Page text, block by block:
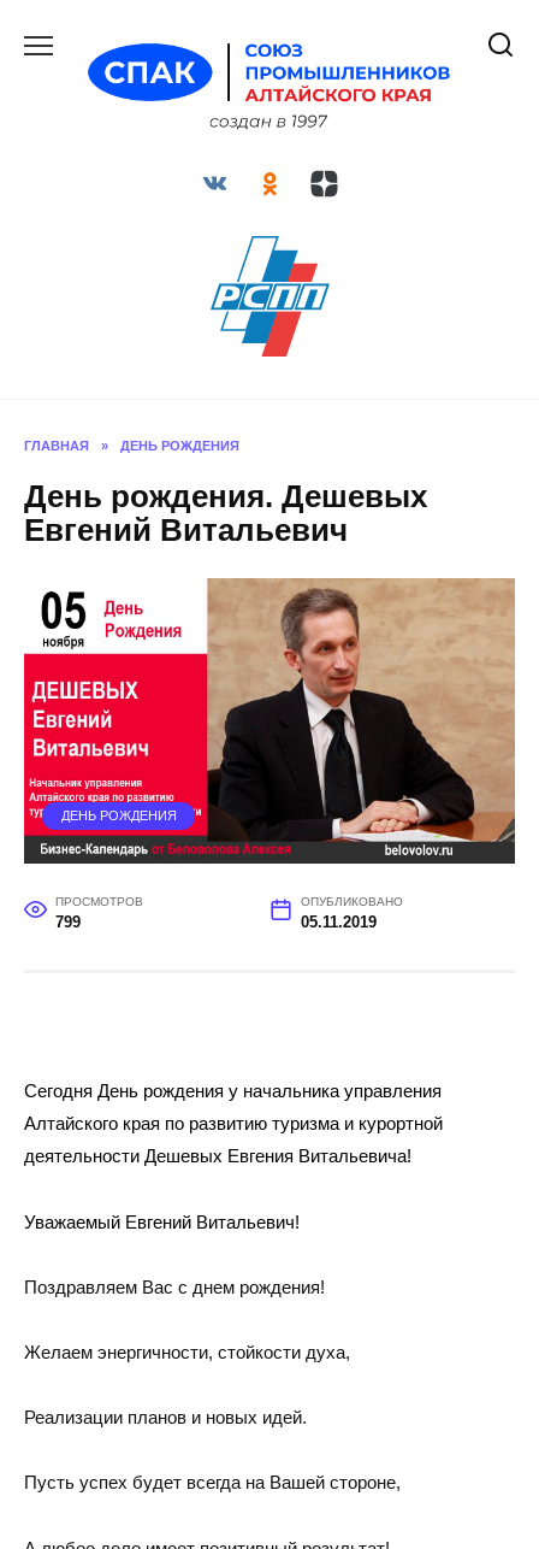
содержанию
ГЛАВНАЯ » ДЕНЬ РОЖДЕНИЯ
День рождения. Дешевых
Евгений Витальевич
ДЕНЬ РОЖДЕНИЯ
ПРОСМОТРОВ
799
ОПУБЛИКОВАНО
05.11.2019
Сегодня День рождения у начальника управления
Алтайского края по развитию туризма и курортной
деятельности Дешевых Евгения Витальевича!
Уважаемый Евгений Витальевич!
Поздравляем Вас с днем рождения!
Желаем энергичности, стойкости духа,
Реализации планов и новых идей.
Пусть успех будет всегда на Вашей стороне,